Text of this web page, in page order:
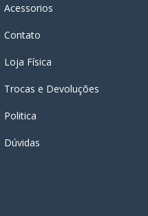
Acessorios
Contato
Loja Física
Trocas e Devoluções
Politica
Dúvidas